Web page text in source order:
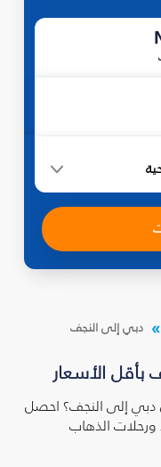
دبي إلى النجف
بأقل الأسعار
دبي إلى النجف؟ احصل
ورحلات الذهاب